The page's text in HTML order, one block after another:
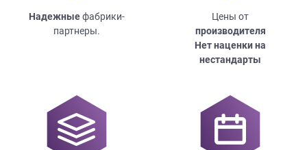
Надежныефабрики-
партнеры.
Цены от
производителя
Нет наценки на
нестандарты